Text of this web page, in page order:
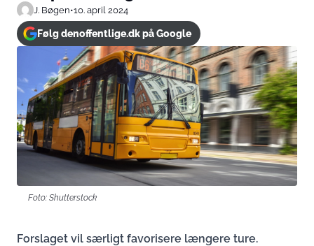
J. Bøgen•10. april 2024
Følg denoffentlige.dk på Google
Foto: Shutterstock
Forslaget vil særligt favorisere længere ture.